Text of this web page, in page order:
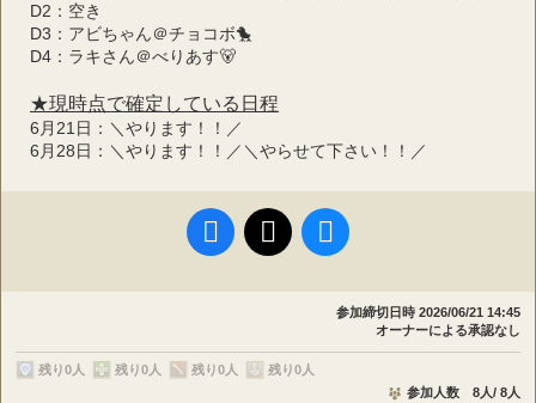
D2：空き
D3：アビちゃん＠チョコボ🐤
D4：ラキさん＠べりあす🐻
★現時点で確定している日程
6月21日：＼やります！！／
6月28日：＼やります！！／＼やらせて下さい！！／
参加締切日時2026/06/21 14:45
オーナーによる承認なし
残り0人 残り0人 残り0人
残り0人
参加人数 8人/ 8人